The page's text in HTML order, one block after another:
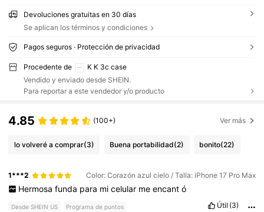
Devoluciones gratuitas en 30 días
Se aplican los términos y condiciones
Pagos seguros · Protección de privacidad
Procedente de
K K 3c case
Vendido y enviado desde SHEIN.
Para reportar a este vendedor y/o producto
4.85 (100+) Ver más
lo volveré a comprar(3) Buena portabilidad(2) bonito(22)
1***2 Color: Corazón azul cielo / Talla: iPhone 17 Pro Max
Hermosa funda para mi celular me encant ó
Desde SHEIN US Programa de puntos Útil (3)